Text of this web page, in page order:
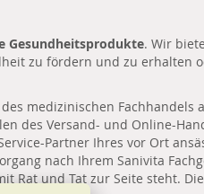
Gesundheitsprodukte. Wir
zu fördern und zu erhalten
medizinischen Fachhandels
des Versand- und Online-
Partner Ihres vor Ort
nach Ihrem Sanivita
Rat und Tat zur Seite steht.